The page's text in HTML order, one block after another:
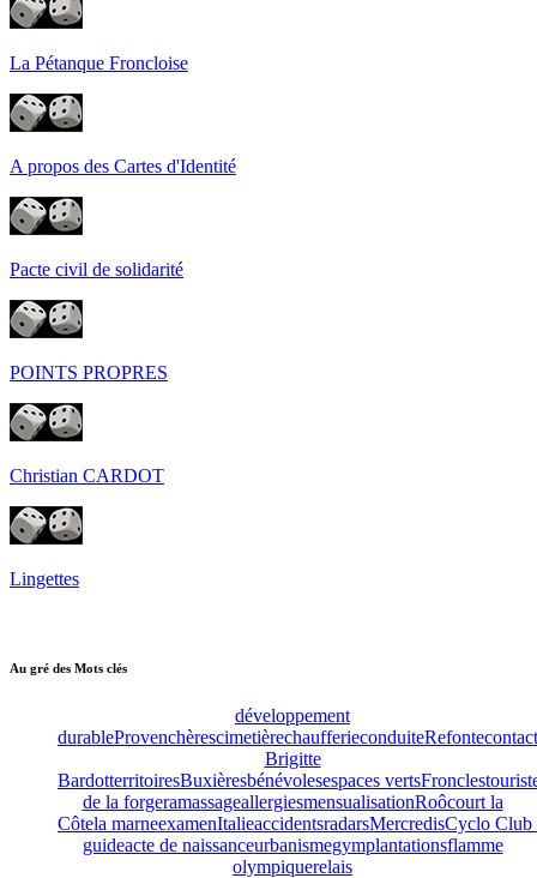
La Pétanque Froncloise
A propos des Cartes d'Identité
Pacte civil de solidarité
POINTS PROPRES
Christian CARDOT
Lingettes
Au gré des Mots clés
développement
durableProvenchèrescimetièrechaufferieconduiteRefonte
Brigitte
BardotterritoiresBuxièresbénévolesespaces vertsFroncles
de la forgeramassageallergiesmensualisationRoôcourt la
Côtela marneexamenItalieaccidentsradarsMercredisCyclo Club
guideacte de naissanceurbanismegymplantationsflamme
olympiquerelais